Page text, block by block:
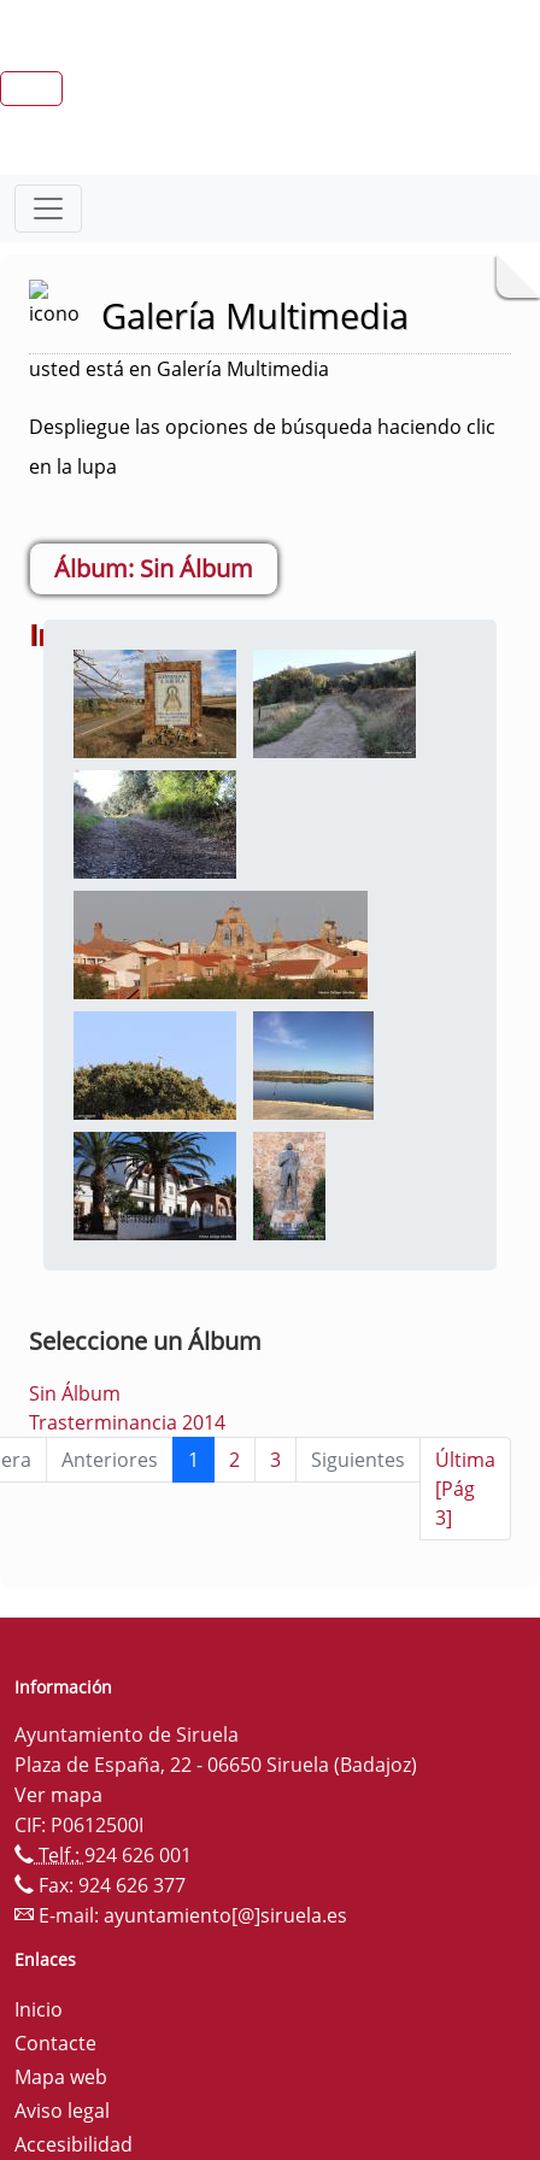
Galería Multimedia
usted está en Galería Multimedia
Despliegue las opciones de búsqueda haciendo clic
en la lupa
Sin Álbum
Imágenes
Seleccione un Álbum
Sin Álbum
Trasterminancia 2014
Anteriores 1 2 3 Siguientes
Última
[Pág
3]
Información
Ayuntamiento de Siruela
Plaza de España, 22 - 06650 Siruela (Badajoz)
Ver mapa
CIF: P0612500I
Telf.: 924 626 001
Fax: 924 626 377
E-mail: ayuntamiento[@]siruela.es
Enlaces
Inicio
Contacte
Mapa web
Aviso legal
Accesibilidad